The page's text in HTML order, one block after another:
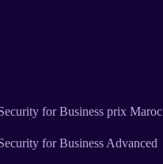
for Business prix Maroc
for Business Advanced